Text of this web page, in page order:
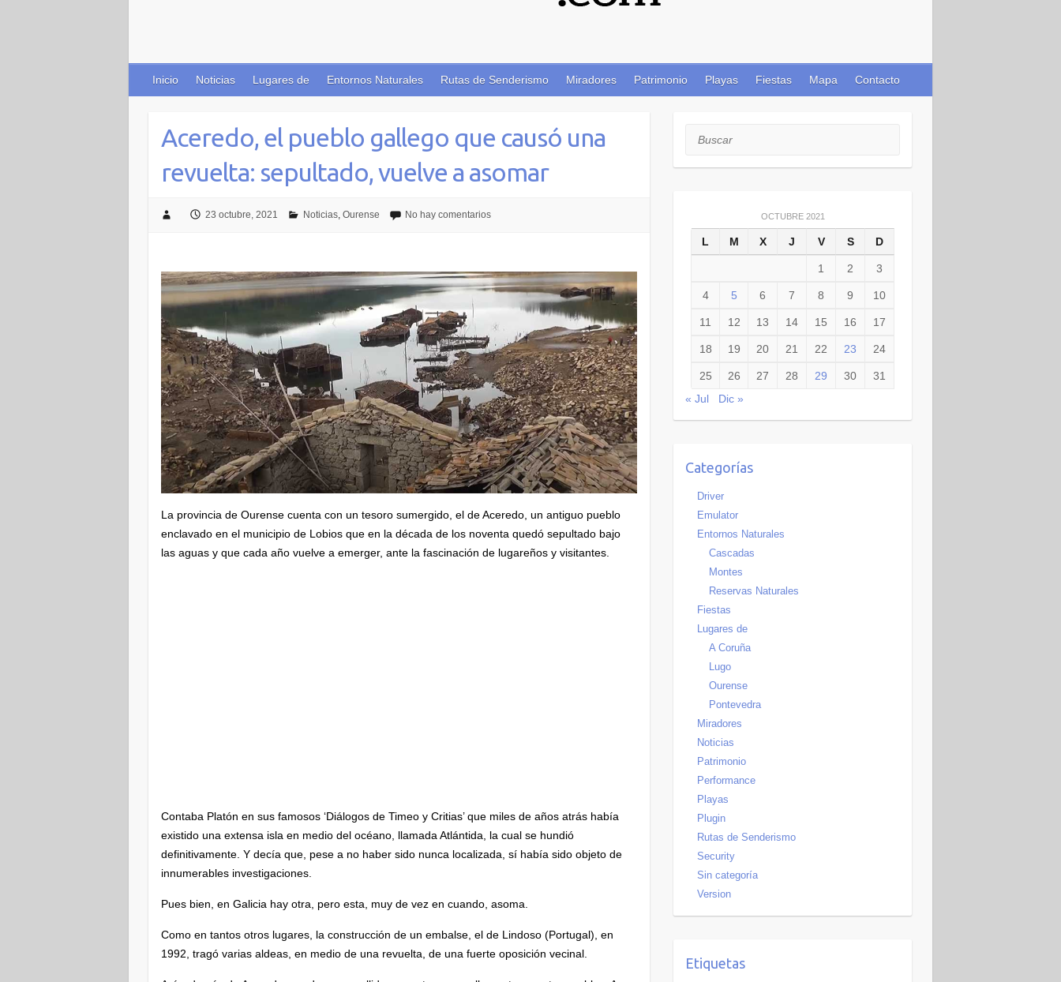
Inicio Noticias Lugares de Entornos Naturales Rutas de Senderismo Miradores Patrimonio Playas Fiestas Mapa Contacto
Aceredo, el pueblo gallego que causó una
revuelta: sepultado, vuelve a asomar
23 octubre, 2021 Noticias, Ourense No hay comentarios
La provincia de Ourense cuenta con un tesoro sumergido, el de Aceredo, un antiguo pueblo
enclavado en el municipio de Lobios que en la década de los noventa quedó sepultado bajo
las aguas y que cada año vuelve a emerger, ante la fascinación de lugareños y visitantes.
Contaba Platón en sus famosos ‘Diálogos de Timeo y Critias’ que miles de años atrás había
existido una extensa isla en medio del océano, llamada Atlántida, la cual se hundió
definitivamente. Y decía que, pese a no haber sido nunca localizada, sí había sido objeto de
innumerables investigaciones.
Pues bien, en Galicia hay otra, pero esta, muy de vez en cuando, asoma.
Como en tantos otros lugares, la construcción de un embalse, el de Lindoso (Portugal), en
1992, tragó varias aldeas, en medio de una revuelta, de una fuerte oposición vecinal.
Buscar
OCTUBRE 2021
L M X J V S D
1 2 3
4 5 6 7 8 9 10
11 12 13 14 15 16 17
18 19 20 21 22 23 24
25 26 27 28 29 30
31
« Jul
Dic »
Categorías
Driver
Emulator
Entornos Naturales
Cascadas
Montes
Reservas Naturales
Fiestas
Lugares de
A Coruña
Lugo
Ourense
Pontevedra
Miradores
Noticias
Patrimonio
Performance
Playas
Plugin
Rutas de Senderismo
Security
Sin categoría
Version
Etiquetas